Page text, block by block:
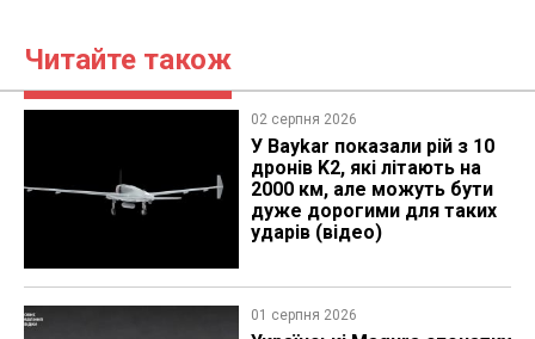
Читайте також
02 серпня 2026
У Baykar показали рій з 10
дронів K2, які літають на
2000 км, але можуть бути
дуже дорогими для таких
ударів (відео)
01 серпня 2026